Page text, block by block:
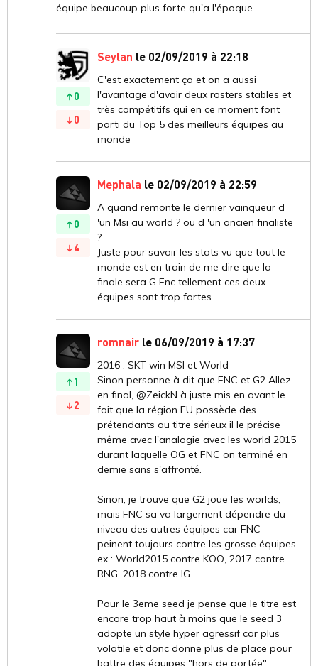
équipe beaucoup plus forte qu'a l'époque.
0
0
Seylan le 02/09/2019 à 22:18
C'est exactement ça et on a aussi
l'avantage d'avoir deux rosters stables et
très compétitifs qui en ce moment font
parti du Top 5 des meilleurs équipes au
monde
0
4
Mephala le 02/09/2019 à 22:59
A quand remonte le dernier vainqueur d
'un Msi au world ? ou d 'un ancien finaliste
?
Juste pour savoir les stats vu que tout le
monde est en train de me dire que la
finale sera G Fnc tellement ces deux
équipes sont trop fortes.
1
2
romnair le 06/09/2019 à 17:37
2016 : SKT win MSI et World
Sinon personne à dit que FNC et G2 Allez
en final, @ZeickN à juste mis en avant le
fait que la région EU possède des
prétendants au titre sérieux il le précise
même avec l'analogie avec les world 2015
durant laquelle OG et FNC on terminé en
demie sans s'affronté.
Sinon, je trouve que G2 joue les worlds,
mais FNC sa va largement dépendre du
niveau des autres équipes car FNC
peinent toujours contre les grosse équipes
ex : World2015 contre KOO, 2017 contre
RNG, 2018 contre IG.
Pour le 3eme seed je pense que le titre est
encore trop haut à moins que le seed 3
adopte un style hyper agressif car plus
volatile et donc donne plus de place pour
battre des équipes "hors de portée".